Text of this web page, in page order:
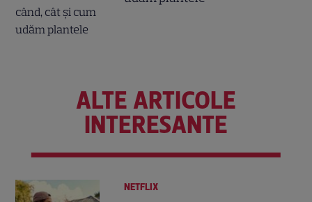
ALTE ARTICOLE
INTERESANTE
NETFLIX